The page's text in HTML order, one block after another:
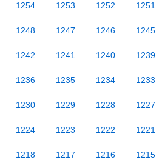
1254 1253 1252 1251
1248 1247 1246 1245
1242 1241 1240 1239
1236 1235 1234 1233
1230 1229 1228 1227
1224 1223 1222 1221
1218 1217 1216 1215